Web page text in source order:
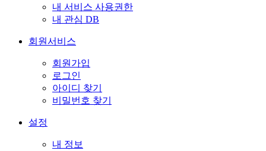
내 서비스 사용권한
내 관심 DB
회원서비스
회원가입
로그인
아이디 찾기
비밀번호 찾기
설정
내 정보